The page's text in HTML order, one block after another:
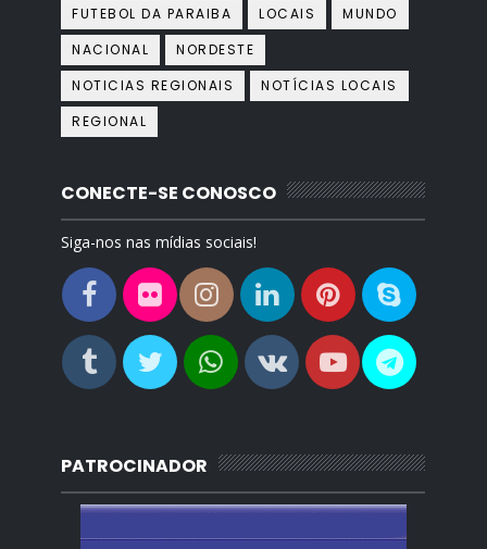
FUTEBOL DA PARAIBA
LOCAIS
MUNDO
NACIONAL
NORDESTE
NOTICIAS REGIONAIS
NOTÍCIAS LOCAIS
REGIONAL
CONECTE-SE CONOSCO
Siga-nos nas mídias sociais!
PATROCINADOR